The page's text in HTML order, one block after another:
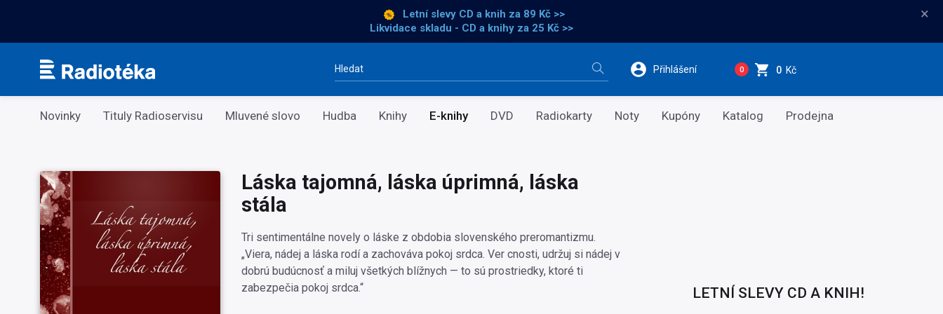
Letní slevy CD a knih za 89 Kč >>
Likvidace skladu - CD a knihy za 25 Kč >>
×
Vyhledávání Přihlášení 0 0 Kč
Kategorie
Novinky Tituly Radioservisu Mluvené slovo Hudba Knihy E-knihy DVD Radiokarty Noty Kupóny Katalog Prodejna
Láska tajomná, láska úprimná, láska
stála
Tri sentimentálne novely o láske z obdobia slovenského preromantizmu.
„Viera, nádej a láska rodí a zachováva pokoj srdca. Ver cnosti, udržuj si nádej v
dobrú budúcnosť a miluj všetkých blížnych — to sú prostriedky, ktoré ti
zabezpečia pokoj srdca.“
LETNÍ SLEVY CD A KNIH!